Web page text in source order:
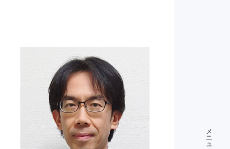
メニュー